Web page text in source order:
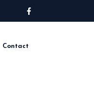
Contact